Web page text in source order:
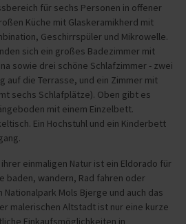
für sechs Personen in offener
Küche mit Glaskeramikherd mit
Geschirrspüler und Mikrowelle.
sich ein großes Badezimmer mit
sowie drei schöne Schlafzimmer - zwei
auf die Terrasse, und ein Zimmer mit
sechs Schlafplätze). Oben gibt es
mit einem Einzelbett.
Ein Hochstuhl und ein Kinderbett
einmaligen Natur ist ein Eldorado für
baden, wandern, Rad fahren oder
Nationalpark Mols Bjerge und auch das
malerischen Altstadt ist nur eine kurze
Einkaufsmöglichkeiten in